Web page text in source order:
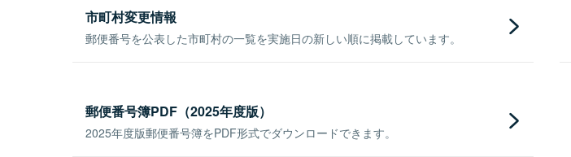
市町村変更情報
郵便番号を公表した市町村の一覧を実施日の新しい順に掲載しています。
郵便番号簿PDF（2025年度版）
2025年度版郵便番号簿をPDF形式でダウンロードできます。